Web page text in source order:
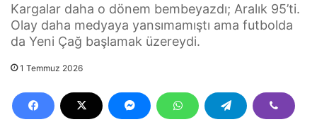
Kargalar daha o dönem bembeyazdı; Aralık 95’ti.
Olay daha medyaya yansımamıştı ama futbolda
da Yeni Çağ başlamak üzereydi.
1 Temmuz 2026